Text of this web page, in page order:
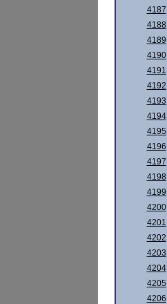
4187
4188
4189
4190
4191
4192
4193
4194
4195
4196
4197
4198
4199
4200
4201
4202
4203
4204
4205
4206